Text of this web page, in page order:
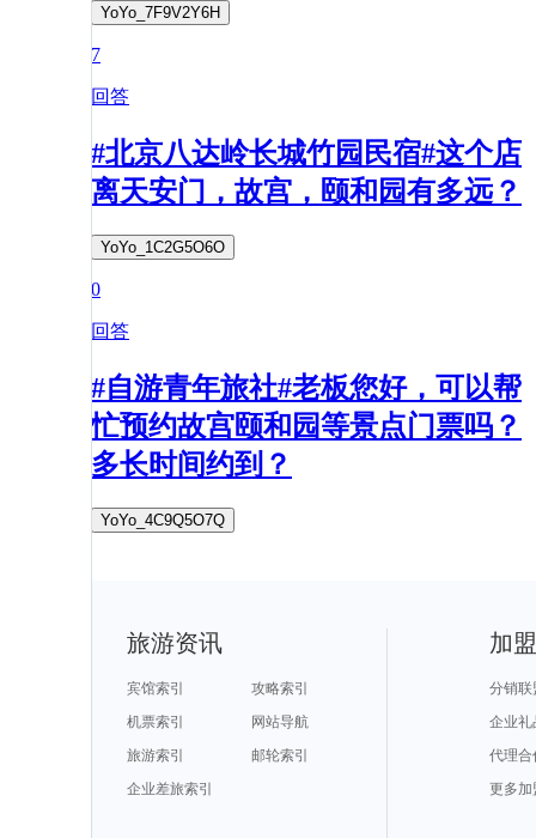
YoYo_7F9V2Y6H
7
回答
#北京八达岭长城竹园民宿#这个店
离天安门，故宫，颐和园有多远？
YoYo_1C2G5O6O
0
回答
#自游青年旅社#老板您好，可以帮
忙预约故宫颐和园等景点门票吗？
多长时间约到？
YoYo_4C9Q5O7Q
旅游资讯
宾馆索引
攻略索引
机票索引
网站导航
旅游索引
邮轮索引
企业差旅索引
加
分销联
企业礼
代理合
更多加